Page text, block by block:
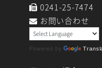
0241-25-7474
お問い合わせ
Powered by